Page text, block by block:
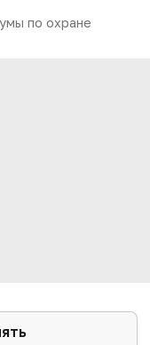
по охране